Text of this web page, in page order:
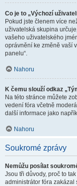
Co je to „Výchozí
Pokud jste členem více
uživatelská skupina
vašeho uživatelského
oprávnění ke změně vaší
panelu“.
Nahoru
K čemu slouží odkaz
Na této stránce můžete
vedení fóra včetně
další informace jako
Nahoru
Soukromé zprávy
Nemůžu posílat
Jsou tři důvody, proč to
administrátor fóra zakázal